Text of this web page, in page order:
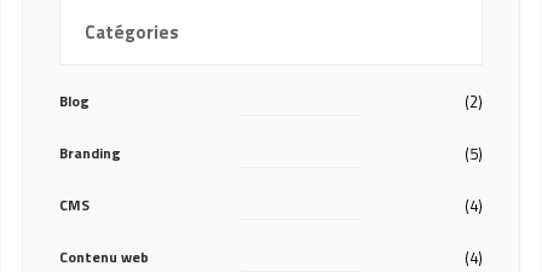
Catégories
Blog (2)
Branding (5)
CMS (4)
Contenu web (4)